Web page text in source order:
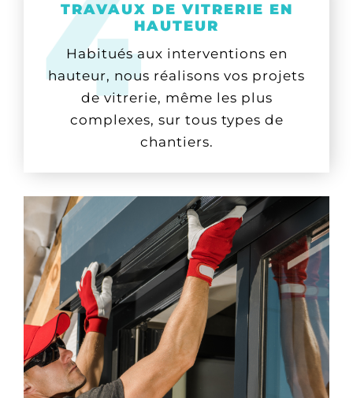
TRAVAUX DE VITRERIE EN
HAUTEUR
Habitués aux interventions en
hauteur, nous réalisons vos projets
de vitrerie, même les plus
complexes, sur tous types de
chantiers.